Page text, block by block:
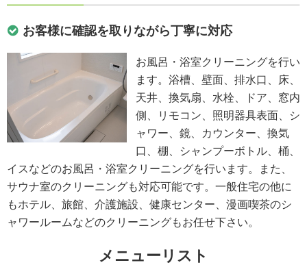
お客様に確認を取りながら丁寧に対応
お風呂・浴室クリーニングを行い
ます。浴槽、壁面、排水口、床、
天井、換気扇、水栓、ドア、窓内
側、リモコン、照明器具表面、シ
ャワー、鏡、カウンター、換気
口、棚、シャンプーボトル、桶、
イスなどのお風呂・浴室クリーニングを行います。また、
サウナ室のクリーニングも対応可能です。一般住宅の他に
もホテル、旅館、介護施設、健康センター、漫画喫茶のシ
ャワールームなどのクリーニングもお任せ下さい。
メニューリスト